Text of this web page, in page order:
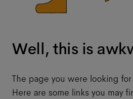
Well, this is
The page you were looking
Here are some links you may